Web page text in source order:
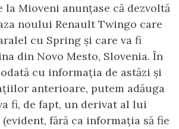
Mioveni anunțase că dezvoltă
noului Renault Twingo care
cu Spring și care va fi
din Novo Mesto, Slovenia. În
cu informația de astăzi și
anterioare, putem adăuga
fi, de fapt, un derivat al lui
fără ca informația să fie